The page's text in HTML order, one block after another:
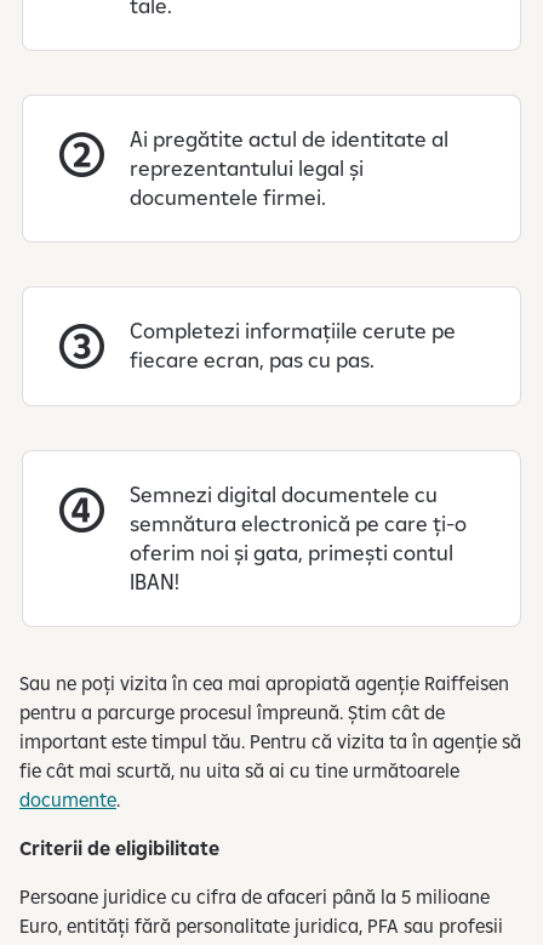
Ai pregătite actul de identitate al
reprezentantului legal și
documentele firmei.
Completezi informațiile cerute pe
fiecare ecran, pas cu pas.
Semnezi digital documentele cu
semnătura electronică pe care ți-o
oferim noi și gata, primești contul
IBAN!
Sau ne poți vizita în cea mai apropiată agenție Raiffeisen
pentru a parcurge procesul împreună. Știm cât de
important este timpul tău. Pentru că vizita ta în agenție să
fie cât mai scurtă, nu uita să ai cu tine următoarele
documente.
Criterii de eligibilitate
​Persoane juridice cu cifra de afaceri până la 5 milioane
Euro, entități fără personalitate juridica, PFA sau profesii